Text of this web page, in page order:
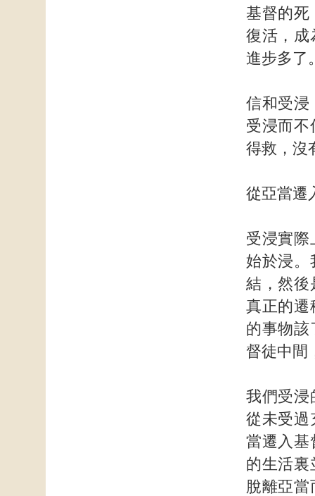
基督的死
復活，成
進步多了
信和受浸
受浸而不
得救，沒
從亞當遷
受浸實際
始於浸。
結，然後
真正的遷
的事物該
督徒中間
我們受浸
從未受過
當遷入基
的生活裏
脫離亞